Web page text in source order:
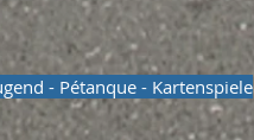
- Pétanque - Kartenspiele